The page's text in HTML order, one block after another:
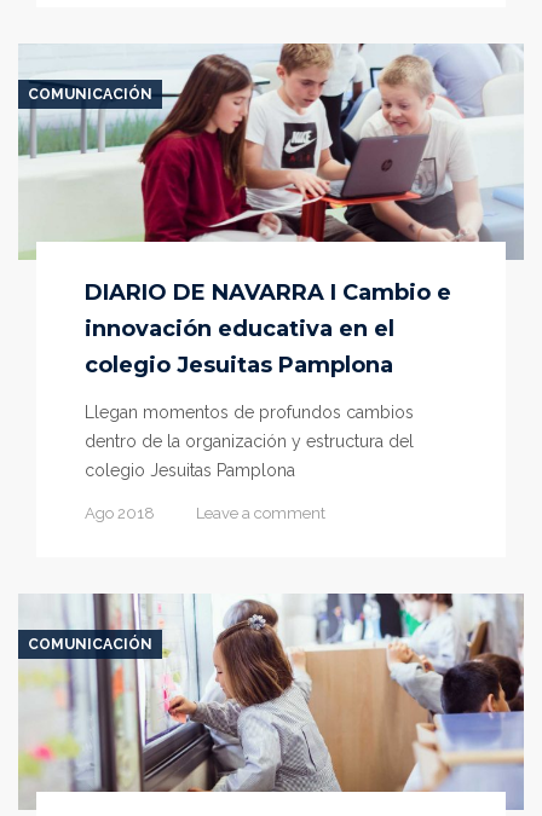
COMUNICACIÓN
DIARIO DE NAVARRA I Cambio e
innovación educativa en el
colegio Jesuitas Pamplona
Llegan momentos de profundos cambios
dentro de la organización y estructura del
colegio Jesuitas Pamplona
Ago 2018 Leave a comment
COMUNICACIÓN